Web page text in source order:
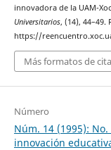
innovadora de la UAM-
Universitarios, (14), 44–49.
https://
Más formatos de cita
Número
Núm. 14 (1995):
innovación